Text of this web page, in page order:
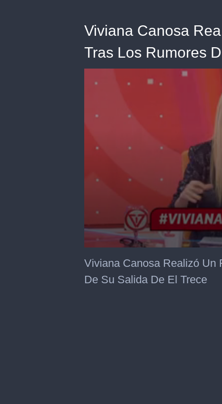
Viviana Canosa
Tras Los Rumores
seconds
of
3
minutes,
Viviana Canosa Realizó Un
De Su Salida De El Trece